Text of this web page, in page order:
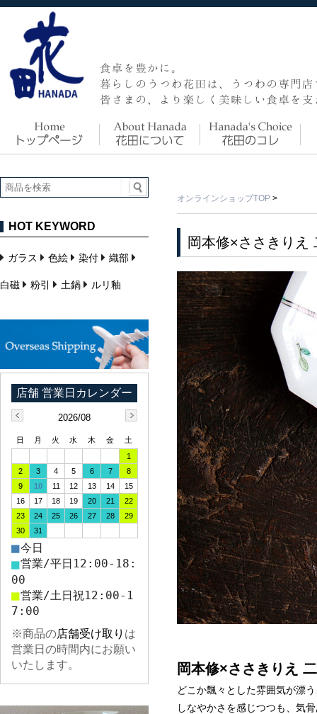
オンラインショップTOP >
岡本修×ささきりえ
岡本修×ささきりえ
どこか飄々とした雰囲気が漂
しなやかさを感じつつも、気
HOT KEYWORD
ガラス 色絵 染付 織部
白磁 粉引 土鍋 ルリ釉
2026/08
日 月 火 水 木 金
土
1
2
3 4 5 6 7
8
9
10 11 12 13 14
15
16
17 18 19 20 21
22
23
24 25 26 27 28
29
30
31
■今日
■営業/平日12:00-18:
00
■営業/土日祝12:00-1
7:00
※商品の店舗受け取り は
営業日の時間内にお願い
いたします。